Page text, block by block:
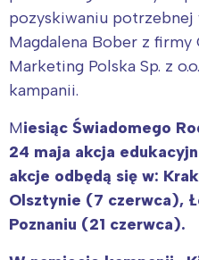
pozyskiwaniu potrzebnej
Magdalena Bober z firmy
Marketing Polska Sp. z
kampanii.
Miesiąc Świadomego
24 maja akcja
akcje odbędą się w:
Olsztynie (7 czerwca),
Poznaniu (21 czerwca).